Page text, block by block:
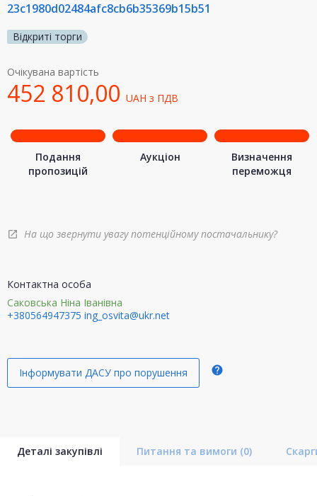
23c1980d02484afc8cb6b35369b15b51
Відкриті торги
Очікувана вартість
452 810,00 UAH з ПДВ
Подання
пропозицій
Аукціон
Визначення
переможця
open_in_new На що звернути увагу потенційному постачальнику?
Контактна особа
Саковська Ніна Іванівна
+380564947375 ing_osvita@ukr.net
Інформувати ДАСУ про порушення help
Деталі закупівлі Питання та вимоги (0)